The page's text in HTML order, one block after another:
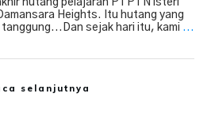
Heights. Itu hutang yang
sejak hari itu, kami ...
selanjutnya